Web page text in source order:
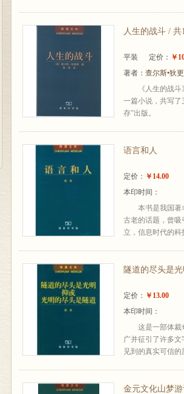
人生的战斗 / 共
平装 定价： ￥
著者： 查尔斯•狄
《人生的战
一篇小说，共写了
存”出版。
语言和人
定价： ￥14.00
本印时间：
本书是我国著
古老的话题，曾吸
立，信息时代的
隧道的尽头是
定价： ￥13.00
本印时间：
这是一部体裁
广并征引了许多
见到的真实可信的
金元文化山梦